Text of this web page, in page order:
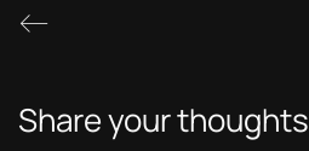
Share your thoughts